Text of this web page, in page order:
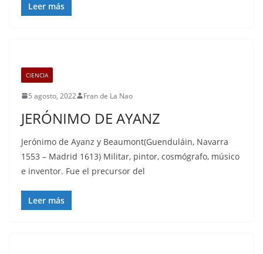
Leer más
CIENCIA
5 agosto, 2022 Fran de La Nao
JERÓNIMO DE AYANZ
Jerónimo de Ayanz y Beaumont(Guenduláin, Navarra
1553 – Madrid 1613) Militar, pintor, cosmógrafo, músico
e inventor. Fue el precursor del
Leer más